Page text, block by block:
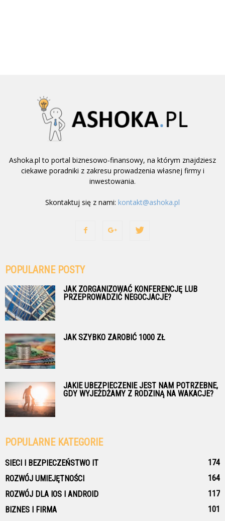
Ashoka.pl to portal biznesowo-finansowy, na którym znajdziesz
ciekawe poradniki z zakresu prowadzenia własnej firmy i
inwestowania.
Skontaktuj się z nami: kontakt@ashoka.pl
POPULARNE POSTY
JAK ZORGANIZOWAĆ KONFERENCJĘ LUB
PRZEPROWADZIĆ NEGOCJACJE?
JAK SZYBKO ZAROBIĆ 1000 ZŁ
JAKIE UBEZPIECZENIE JEST NAM POTRZEBNE,
GDY WYJEŻDŻAMY Z RODZINĄ NA WAKACJE?
POPULARNE KATEGORIE
SIECI I BEZPIECZEŃSTWO IT
174
ROZWÓJ UMIEJĘTNOŚCI
164
ROZWÓJ DLA IOS I ANDROID
117
BIZNES I FIRMA
101